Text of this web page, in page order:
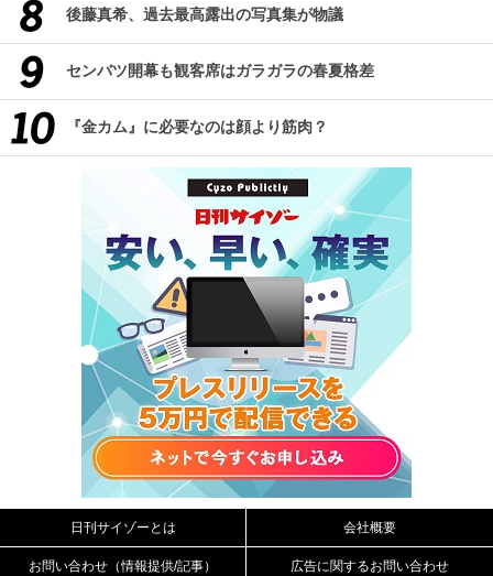
後藤真希、過去最高露出の写真集が物議
センバツ開幕も観客席はガラガラの春夏格差
『金カム』に必要なのは顔より筋肉？
日刊サイゾーとは 会社概要
お問い合わせ（情報提供/記事） 広告に関するお問い合わせ